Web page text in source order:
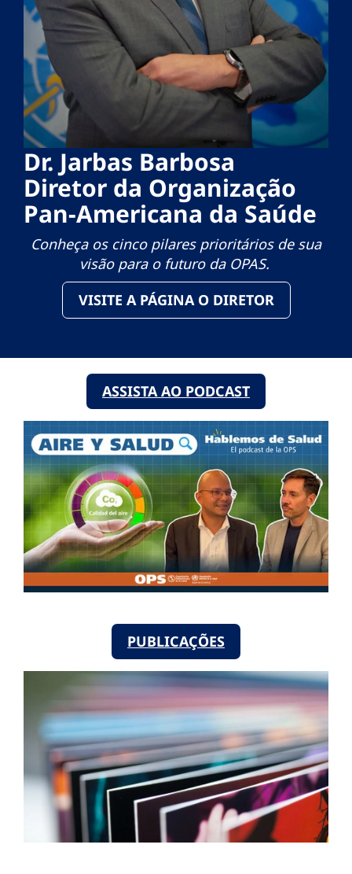
Dr. Jarbas Barbosa
Diretor da Organização
Pan-Americana da Saúde
Conheça os cinco pilares prioritários de sua
visão para o futuro da OPAS.
VISITE A PÁGINA O DIRETOR
ASSISTA AO PODCAST
PUBLICAÇÕES